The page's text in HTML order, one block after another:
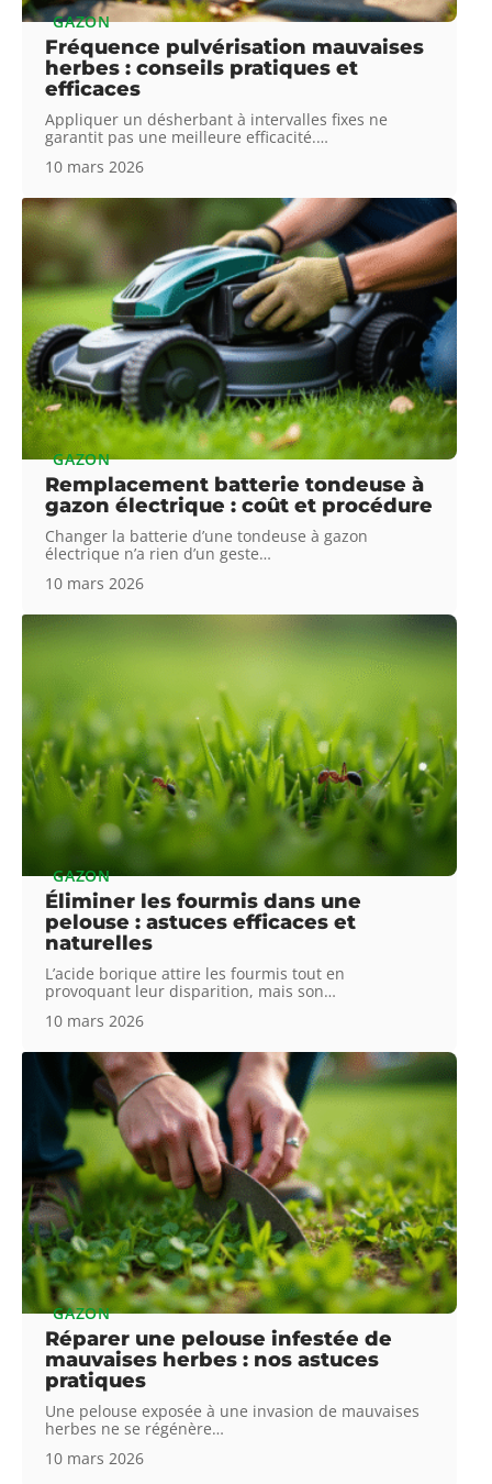
GAZON
Fréquence pulvérisation mauvaises
herbes : conseils pratiques et
efficaces
Appliquer un désherbant à intervalles fixes ne
garantit pas une meilleure efficacité.…
10 mars 2026
GAZON
Remplacement batterie tondeuse à
gazon électrique : coût et procédure
Changer la batterie d’une tondeuse à gazon
électrique n’a rien d’un geste…
10 mars 2026
GAZON
Éliminer les fourmis dans une
pelouse : astuces efficaces et
naturelles
L’acide borique attire les fourmis tout en
provoquant leur disparition, mais son…
10 mars 2026
GAZON
Réparer une pelouse infestée de
mauvaises herbes : nos astuces
pratiques
Une pelouse exposée à une invasion de mauvaises
herbes ne se régénère…
10 mars 2026